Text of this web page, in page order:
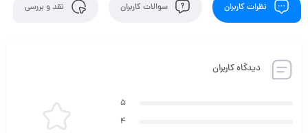
نظرات کاربران سوالات کاربران نقد و بررسی
دیدگاه کاربران
5
4